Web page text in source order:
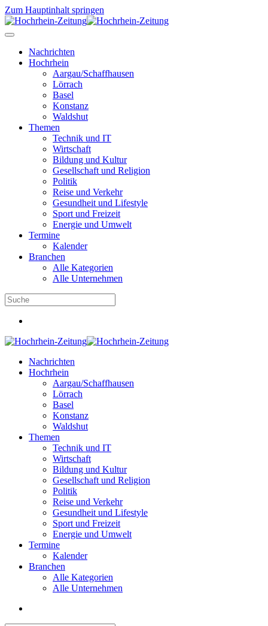
Zum Hauptinhalt springen
Nachrichten
Hochrhein
Aargau/Schaffhausen
Lörrach
Basel
Konstanz
Waldshut
Themen
Technik und IT
Wirtschaft
Bildung und Kultur
Gesellschaft und Religion
Politik
Reise und Verkehr
Gesundheit und Lifestyle
Sport und Freizeit
Energie und Umwelt
Termine
Kalender
Branchen
Alle Kategorien
Alle Unternehmen
Nachrichten
Hochrhein
Aargau/Schaffhausen
Lörrach
Basel
Konstanz
Waldshut
Themen
Technik und IT
Wirtschaft
Bildung und Kultur
Gesellschaft und Religion
Politik
Reise und Verkehr
Gesundheit und Lifestyle
Sport und Freizeit
Energie und Umwelt
Termine
Kalender
Branchen
Alle Kategorien
Alle Unternehmen